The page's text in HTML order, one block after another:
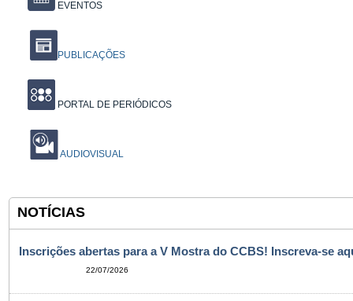
EVENTOS
PUBLICAÇÕES
PORTAL DE PERIÓDICOS
AUDIOVISUAL
NOTÍCIAS
Inscrições abertas para a V Mostra do CCBS! Inscreva-se
22/07/2026